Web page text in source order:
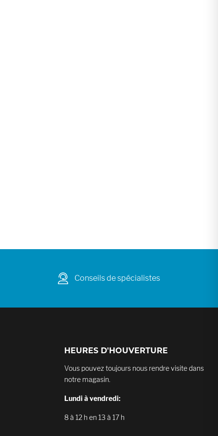
Conseils de spécialistes
HEURES D'HOUVERTURE
Vous pouvez toujours nous rendre visite dans
notre magasin.
Lundi à vendredi:
8 à 12 h en 13 à 17 h